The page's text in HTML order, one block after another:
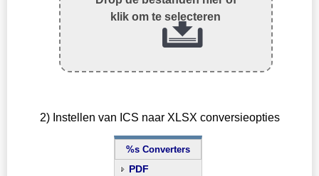
klik om te selecteren
2) Instellen van ICS naar XLSX conversieopties
%s Converters
PDF